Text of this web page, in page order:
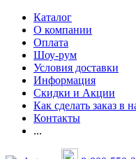
Каталог
О компании
Оплата
Шоу-рум
Условия доставки
Информация
Скидки и Акции
Как сделать заказ в
Контакты
...